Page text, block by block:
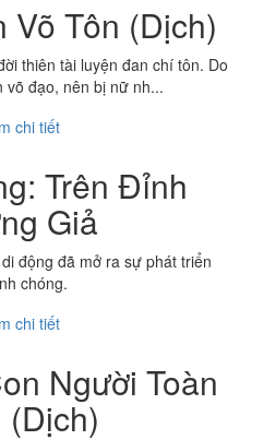
Võ Tôn (Dịch)
thiên tài luyện đan chí tôn. Do
võ đạo, nên bị nữ nh...
chi tiết
Trên Đỉnh
Giả
động đã mở ra sự phát triển
chóng.
chi tiết
Người Toàn
(Dịch)